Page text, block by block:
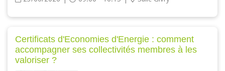
Certificats d'Economies d'Energie : comment
accompagner ses collectivités membres à les
valoriser ?